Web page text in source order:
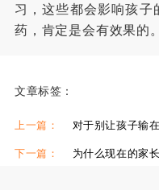
习，这些都会影响孩子
药，肯定是会有效果的。
文章标签：
上一篇： 对于别让孩子输
下一篇： 为什么现在的家